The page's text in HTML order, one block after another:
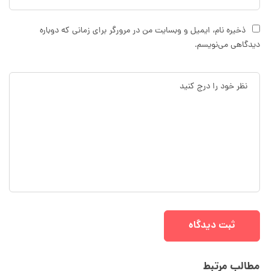
ذخیره نام، ایمیل و وبسایت من در مرورگر برای زمانی که دوباره
دیدگاهی می‌نویسم.
مطالب مرتبط